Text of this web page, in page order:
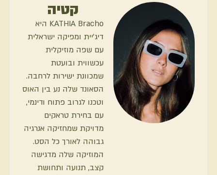
קטיה
KATHIA Bracho היא
דיג׳יית ומפיקה ישראלית
עם שפה מוזיקלית
עכשווית ובועטת
שמכוונת ישירות לרחבה.
הסאונד שלה נע בין האוס
וטכנו לגרוב פתוח ודינמי,
עם בחירת טראקים
מדויקת שמחזיקה אנרגיה
גבוהה לאורך כל הסט.
המוזיקה שלה מדגישה
קצב, תנועה ותחושת